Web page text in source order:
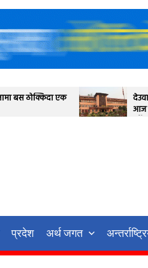
देउवा पक्षयले दिएकोे
आज सर्वोच्च अदालतका
प्रदेश अर्थ जगत